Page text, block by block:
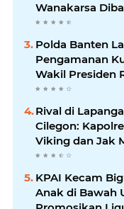
Wanakarsa
Kepemimpinan
Jauh Membawa
Polda Banten
Pengamanan
Wakil Presiden
Rival di
Cilegon:
Viking dan Jak
Nobar Damai
KPAI Kecam
Anak di Bawah